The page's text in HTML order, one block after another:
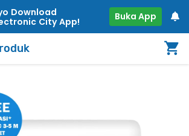
Download
City App!
Buka App